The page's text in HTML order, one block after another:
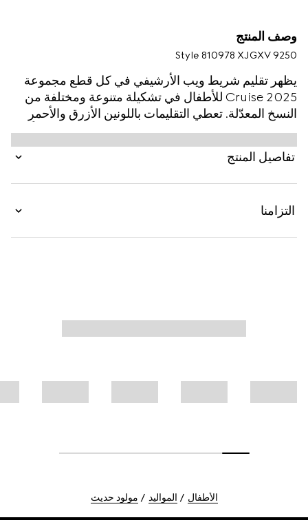
وصف المنتج
Style ‎810978 XJGXV 9250
يظهر تقليم شريط ويب الأرشيفي في كل قطع مجموعة
Cruise 2025 للأطفال في تشكيلة متنوعة ومختلفة من
النسخ المعدّلة. تعطي التقليمات باللونين الأزرق والأحمر
في قطع الأزياء الجاهزة والأحذية والإكسسوارات طابعاً
رياضياً، فتجعلها بذلك مثالية مهما كانت طبيعة المغامرة.
وقد صُنع طقم الهدية هذا المؤلف من قطعتين للأطفال
الرضّع من قطن بيكيه قابل للتمدد ويتعزز بتفصيل شريط
تفاصيل المنتج
التزامنا
الأطفال المواليد مولود حديث